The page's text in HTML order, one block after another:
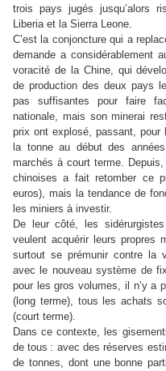
trois pays jugés jusqu’alors
Liberia et la Sierra Leone.
C’est la conjoncture qui a
demande a considérablement
voracité de la Chine, qui
de production des deux pays
pas suffisantes pour faire
nationale, mais son minerai
prix ont explosé, passant, pour
la tonne au début des
marchés à court terme.
chinoises a fait retomber ce
euros), mais la tendance de
les miniers à investir.
De leur côté, les
veulent acquérir leurs propres
surtout se prémunir contre la
avec le nouveau système de
pour les gros volumes, il n’y a
(long terme), tous les achats
(court terme).
Dans ce contexte, les
de tous : avec des réserves
de tonnes, dont une bonne